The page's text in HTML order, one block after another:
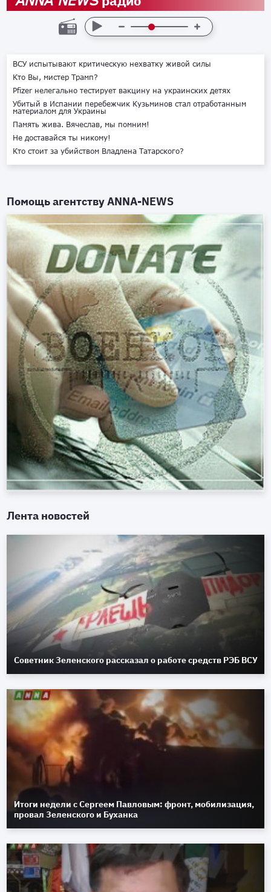
ВСУ испытывают критическую нехватку живой силы
Кто Вы, мистер Трамп?
Pfizer нелегально тестирует вакцину на украинских детях
Убитый в Испании перебежчик Кузьминов стал отработанным
материалом для Украины
Память жива. Вячеслав, мы помним!
Не доставайся ты никому!
Кто стоит за убийством Владлена Татарского?
Помощь агентствуANNA-NEWS
Лента новостей
Советник Зеленского рассказал о работе средств РЭБ ВСУ
Итоги недели с Сергеем Павловым: фронт, мобилизация,
провал Зеленского и Буханка